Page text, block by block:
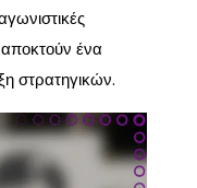
ένα
στρατηγικών.